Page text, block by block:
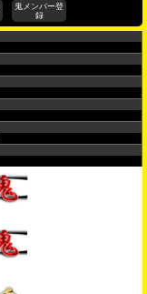
鬼メンバー登
録